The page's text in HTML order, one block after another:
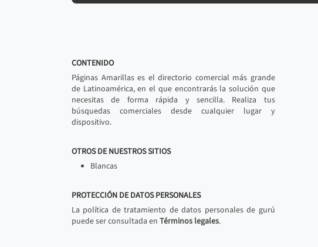
CONTENIDO
Páginas Amarillas es el directorio comercial más grande
de Latinoamérica, en el que encontrarás la solución que
necesitas de forma rápida y sencilla. Realiza tus
búsquedas comerciales desde cualquier lugar y
dispositivo.
OTROS DE NUESTROS SITIOS
Blancas
PROTECCIÓN DE DATOS PERSONALES
La política de tratamiento de datos personales de gurú
puede ser consultada en Términos legales.